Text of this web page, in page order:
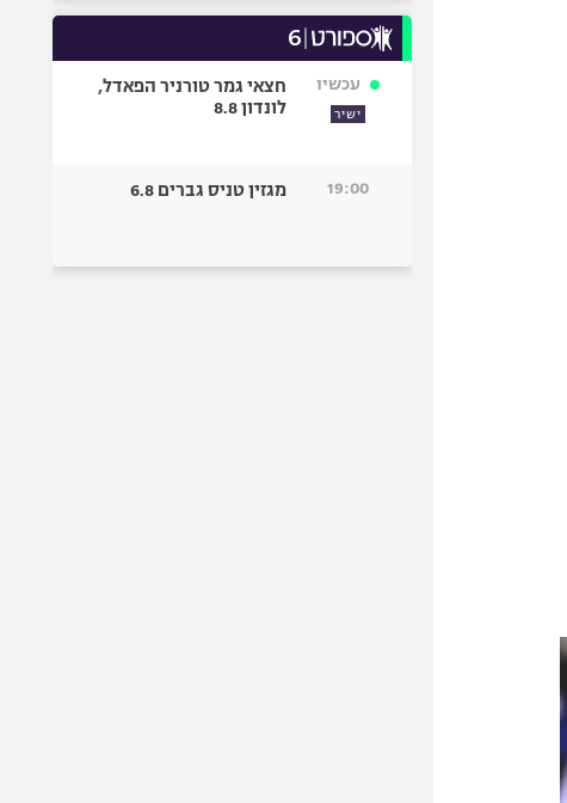
עכשיו
ישיר
חצאי גמר טורניר הפאדל,
לונדון 8.8
19:00 מגזין טניס גברים 6.8